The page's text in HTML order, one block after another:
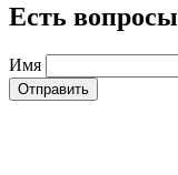
Есть
Имя